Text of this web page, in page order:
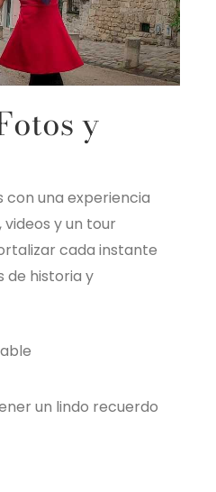
y
con una experiencia
videos y un tour
cada instante
de historia y
un lindo recuerdo